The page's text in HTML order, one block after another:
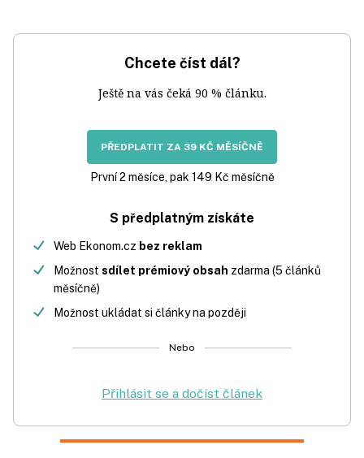
Chcete číst dál?
Ještě na vás čeká 90 % článku.
PŘEDPLATIT ZA 39 KČ MĚSÍČNĚ
První 2 měsíce, pak 149 Kč měsíčně
S předplatným získáte
Web Ekonom.cz bez reklam
Možnost sdílet prémiový obsah zdarma (5 článků
měsíčně)
Možnost ukládat si články na později
Nebo
Přihlásit se a dočíst článek